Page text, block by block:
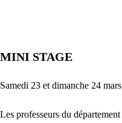
MINI STAGE
Samedi 23 et dimanche 24
Les professeurs du